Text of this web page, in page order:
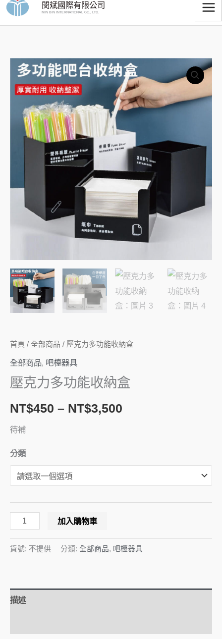
跳
閔斌國際有限公司
MIN BIN INTERNATIONAL CO., LTD.
首頁 / 全部商品 / 壓克力多功能收納盒
全部商品, 吧檯器具
壓克力多功能收納盒
NT$450 – NT$3,500
價
格
範
圍：
NT$450
到
NT$3,500
待補
分類
力
加入購物車
貨號: 不提供 分類: 全部商品, 吧檯器具
描述